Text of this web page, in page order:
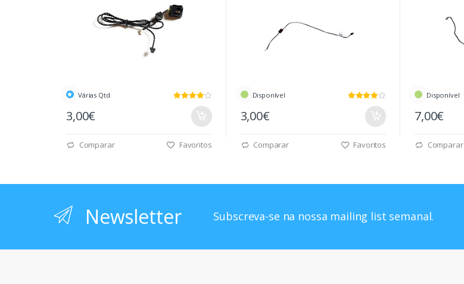
Várias Qtd
3,00€
Comparar Favoritos
Disponível
3,00€
Comparar Favoritos
Disponível
7,00€
Comparar
Newsletter Subscreva-se na nossa mailing list semanal.